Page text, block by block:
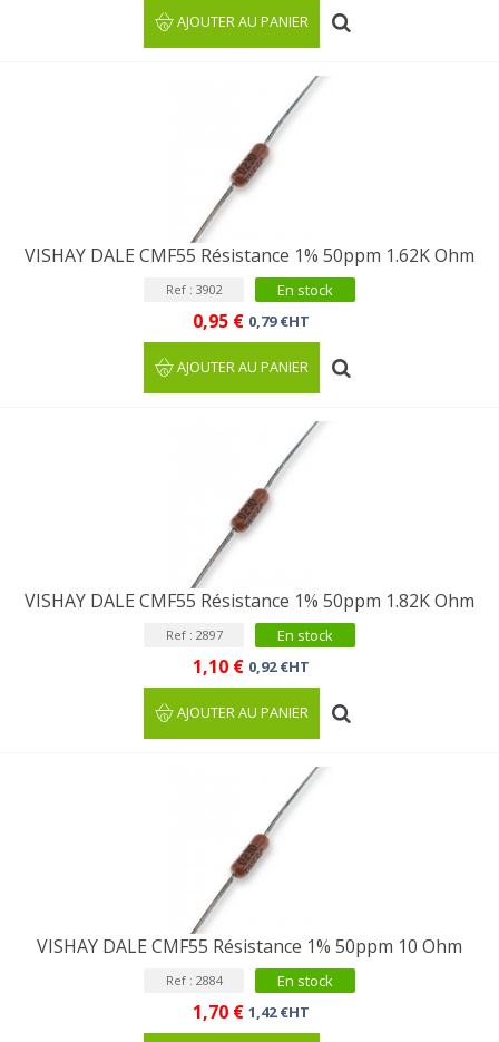
AJOUTER AU PANIER
VISHAY DALE CMF55 Résistance 1% 50ppm 1.62K Ohm
Ref : 3902 En stock
0,95 € 0,79 €HT
AJOUTER AU PANIER
VISHAY DALE CMF55 Résistance 1% 50ppm 1.82K Ohm
Ref : 2897 En stock
1,10 € 0,92 €HT
AJOUTER AU PANIER
VISHAY DALE CMF55 Résistance 1% 50ppm 10 Ohm
Ref : 2884 En stock
1,70 € 1,42 €HT